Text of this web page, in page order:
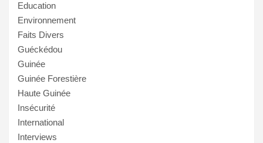
Education
Environnement
Faits Divers
Guéckédou
Guinée
Guinée Forestière
Haute Guinée
Insécurité
International
Interviews